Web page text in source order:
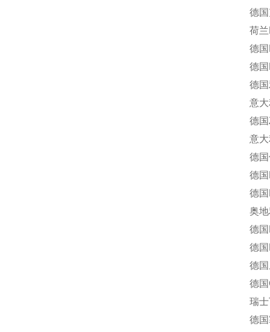
德国克
荷兰
德国
德国
德国雅
意大利
德国Z-
意大利
德国仪
德国
德国
奥地利
德国
德国
德国
德国
瑞士
德国